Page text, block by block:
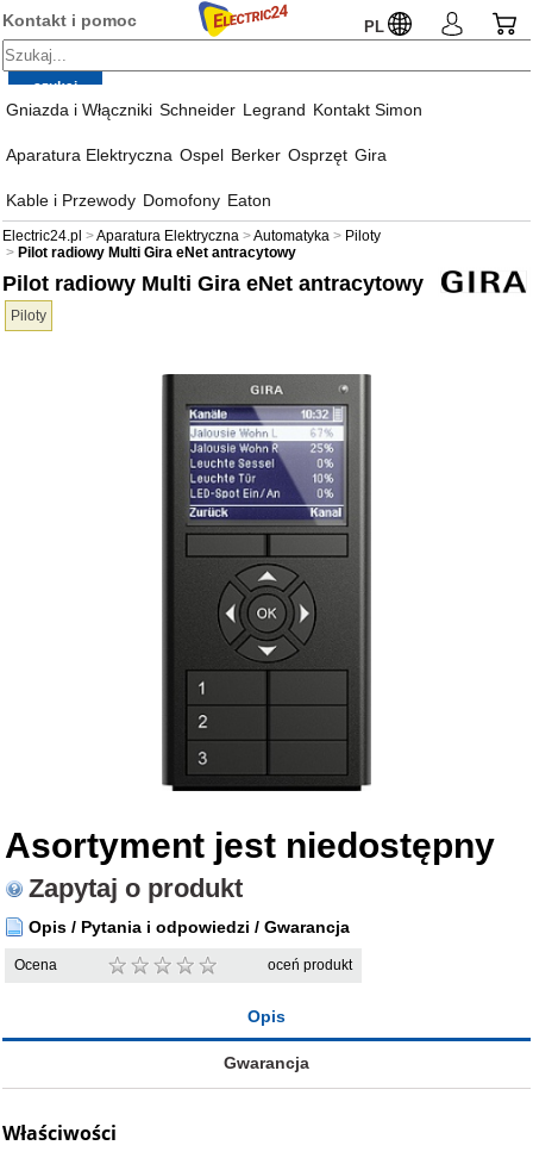
Kontakt i pomoc PL
Gniazda i Włączniki Schneider Legrand Kontakt Simon
Aparatura Elektryczna Ospel Berker Osprzęt Gira
Kable i Przewody Domofony Eaton
Electric24.pl Aparatura Elektryczna Automatyka
Piloty
Pilot radiowy Multi Gira eNet antracytowy
Pilot radiowy Multi Gira eNet antracytowy
Piloty
Asortyment jest niedostępny
Zapytaj o produkt
Opis / Pytania i odpowiedzi / Gwarancja
Ocena oceń produkt
Opis
Gwarancja
Właściwości